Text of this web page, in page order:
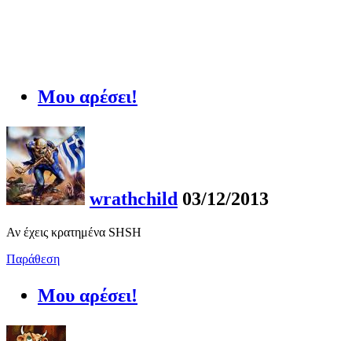
Μου αρέσει!
wrathchild 03/12/2013
Αν έχεις κρατημένα SHSH
Παράθεση
Μου αρέσει!